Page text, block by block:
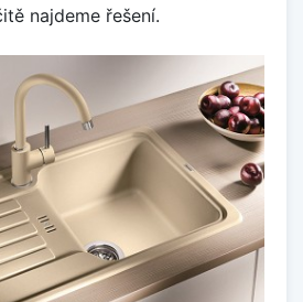
najdeme řešení.